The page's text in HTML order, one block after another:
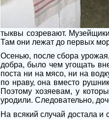
тыквы созревают.
Там они лежат до первых
Осенью, после сбора
добра, было чем угощать
поста ни на мясо, ни на
по нраву, она вместо
Поэтому хозяевам, у
уродили. Следовательно,
На всякий случай достала